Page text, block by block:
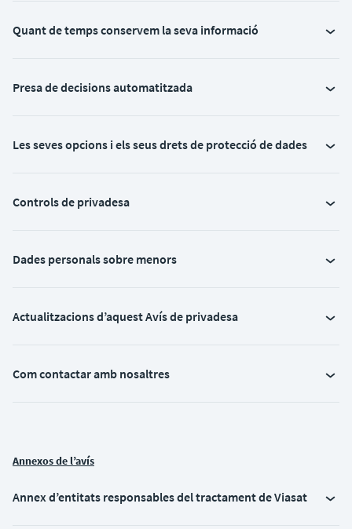
Quant de temps conservem la seva informació
Presa de decisions automatitzada
Les seves opcions i els seus drets de protecció de dades
Controls de privadesa
Dades personals sobre menors
Actualitzacions d’aquest Avís de privadesa
Com contactar amb nosaltres
Annexos de l’avís
Annex d’entitats responsables del tractament de Viasat